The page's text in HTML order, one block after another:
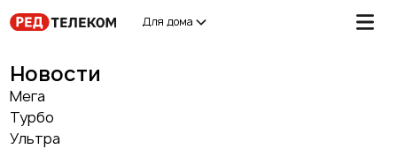
Для дома
Новости
Мега
Турбо
Ультра